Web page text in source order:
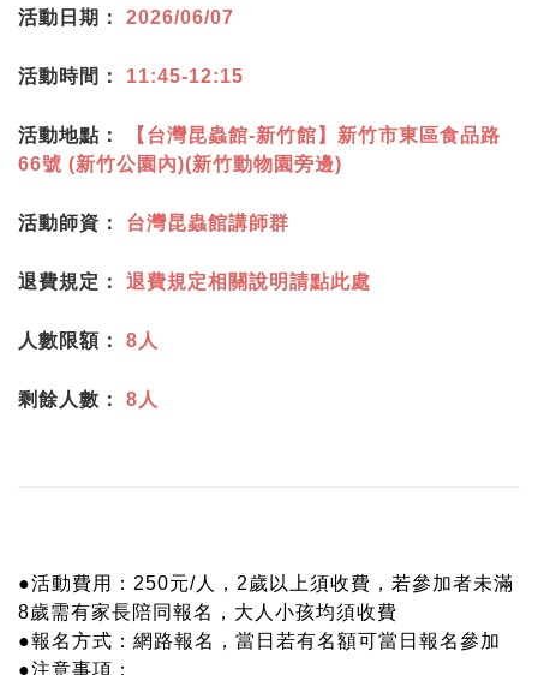
活動日期： 2026/06/07
活動時間： 11:45-12:15
活動地點：
【台灣昆蟲館-新竹館】新竹市東區食品路
66號 (新竹公園內)(新竹動物園旁邊)
活動師資： 台灣昆蟲館講師群
退費規定： 退費規定相關說明請點此處
人數限額： 8人
剩餘人數： 8人
●活動費用：250元/人， 2歲以上須收費，若參加者未滿
8歲需有家長陪同報名，大人小孩均須收費
●報名方式：網路報名，當日若有名額可當日報名參加
●注意事項：
記住帳號